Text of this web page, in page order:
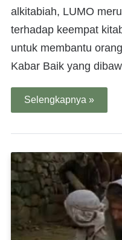
alkitabiah, LUMO
terhadap keempat
untuk membantu
Kabar Baik yang
Selengkapnya »